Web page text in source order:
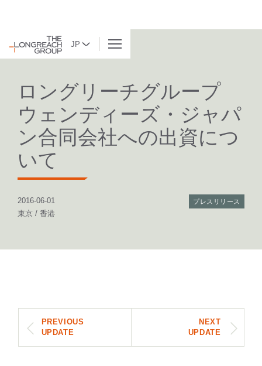
JP
BACK TO LIST
ロングリーチグループ
ウェンディーズ・ジャパ
ン合同会社への出資につ
いて
2016-06-01
東京 / 香港
プレスリリース
PREVIOUS
UPDATE
NEXT
UPDATE